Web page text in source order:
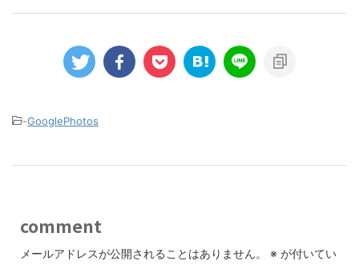
-GooglePhotos
comment
メールアドレスが公開されることはありません。 ※ が付いてい